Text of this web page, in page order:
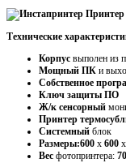
Технические
Корпус выполен из
Мощный ПК и
Собственное
Ключ защиты ПО
Ж/к сенсорный
Принтер
Системный блок
Размеры:600 х 600 х
Вес фотопринтера: